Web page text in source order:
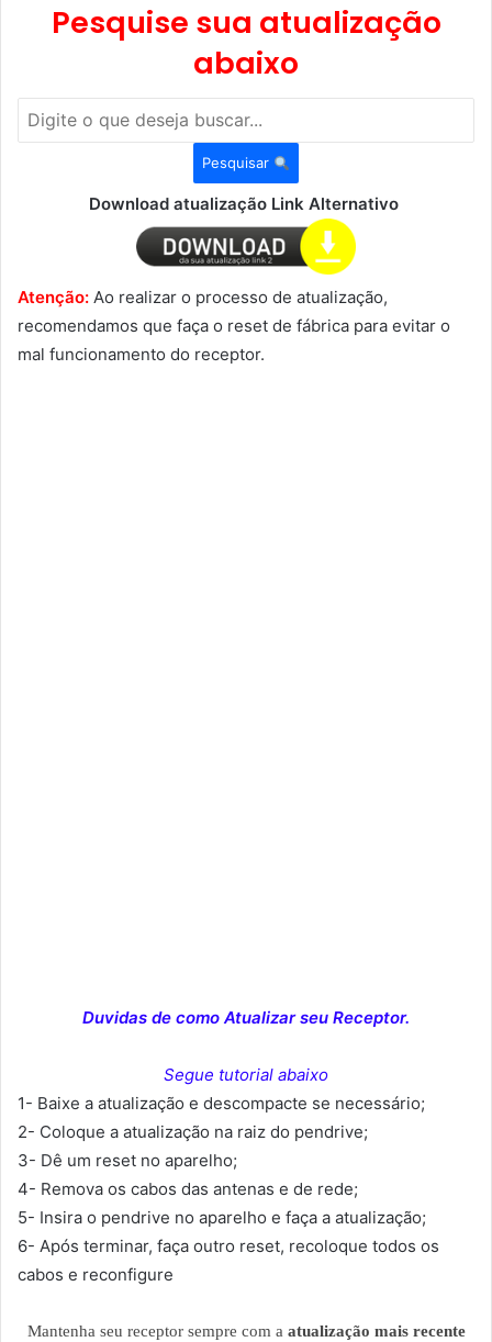
Pesquise sua atualização
abaixo
Pesquisar
Download atualização Link Alternativo
Atenção: Ao realizar o processo de atualização,
recomendamos que faça o reset de fábrica para evitar o
mal funcionamento do receptor.
Duvidas de como Atualizar seu Receptor.
Segue tutorial abaixo
1- Baixe a atualização e descompacte se necessário;
2- Coloque a atualização na raiz do pendrive;
3- Dê um reset no aparelho;
4- Remova os cabos das antenas e de rede;
5- Insira o pendrive no aparelho e faça a atualização;
6- Após terminar, faça outro reset, recoloque todos os
cabos e reconfigure
Mantenha seu receptor sempre com a atualização mais recente